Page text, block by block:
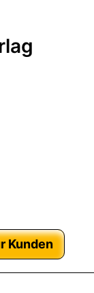
Kunden